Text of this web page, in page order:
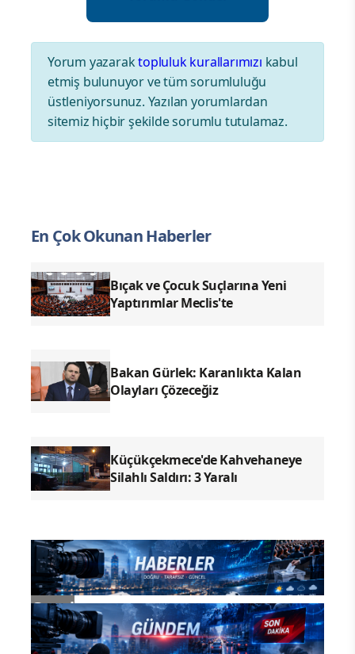
Yorum yazaraktopluluk kurallarımızı kabul
etmiş bulunuyor ve tüm sorumluluğu
üstleniyorsunuz. Yazılan yorumlardan
sitemiz hiçbir şekilde sorumlu tutulamaz.
En Çok Okunan Haberler
Bıçak ve Çocuk Suçlarına Yeni
Yaptırımlar Meclis'te
Bakan Gürlek: Karanlıkta Kalan
Olayları Çözeceğiz
Küçükçekmece'de Kahvehaneye
Silahlı Saldırı: 3 Yaralı
Genel